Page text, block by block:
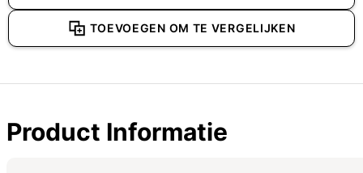
TOEVOEGEN OM TE VERGELIJKEN
Product Informatie